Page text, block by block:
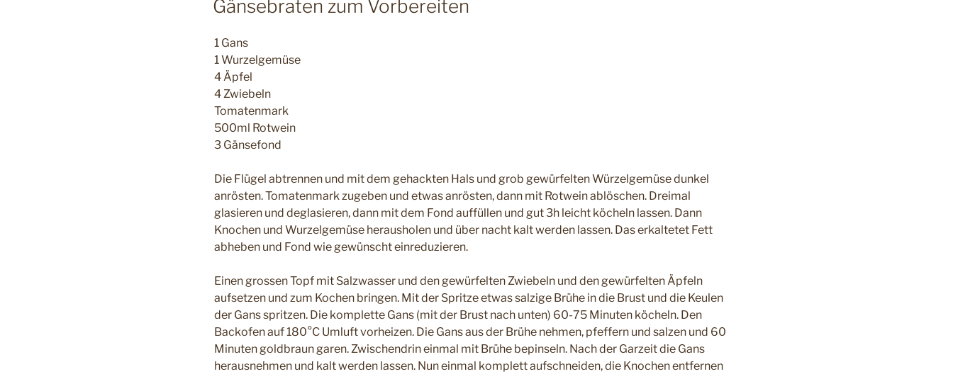
Gänsebraten zum Vorbereiten
1 Gans
1 Wurzelgemüse
4 Äpfel
4 Zwiebeln
Tomatenmark
500ml Rotwein
3 Gänsefond
Die Flügel abtrennen und mit dem gehackten Hals und grob gewürfelten Würzelgemüse dunkel
anrösten. Tomatenmark zugeben und etwas anrösten, dann mit Rotwein ablöschen. Dreimal
glasieren und deglasieren, dann mit dem Fond auffüllen und gut 3h leicht köcheln lassen. Dann
Knochen und Wurzelgemüse herausholen und über nacht kalt werden lassen. Das erkaltetet Fett
abheben und Fond wie gewünscht einreduzieren.
Einen grossen Topf mit Salzwasser und den gewürfelten Zwiebeln und den gewürfelten Äpfeln
aufsetzen und zum Kochen bringen. Mit der Spritze etwas salzige Brühe in die Brust und die Keulen
der Gans spritzen. Die komplette Gans (mit der Brust nach unten) 60-75 Minuten köcheln. Den
Backofen auf 180°C Umluft vorheizen. Die Gans aus der Brühe nehmen, pfeffern und salzen und 60
Minuten goldbraun garen. Zwischendrin einmal mit Brühe bepinseln. Nach der Garzeit die Gans
herausnehmen und kalt werden lassen. Nun einmal komplett aufschneiden, die Knochen entfernen